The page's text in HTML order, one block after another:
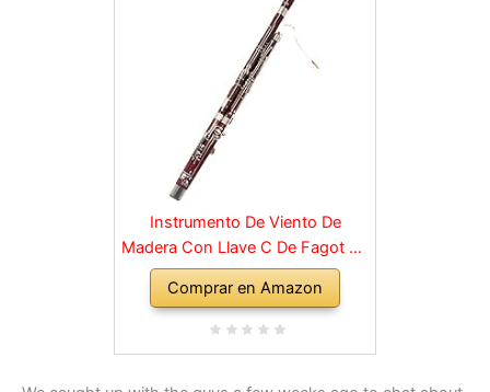
Instrumento De Viento De
Madera Con Llave C De Fagot De
Madera Con Accesorios De
Estuche, Instrumentos Musicales
De Banda Y Orquesta De Viento
Comprar en Amazon